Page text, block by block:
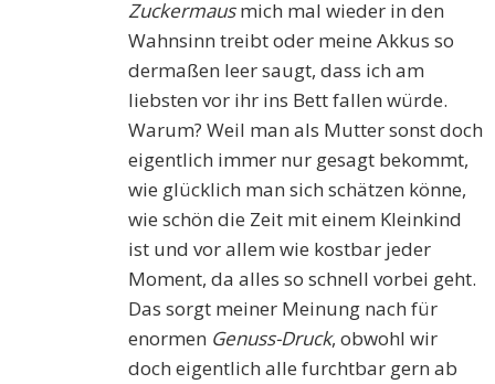
Zuckermausmich mal wieder in den
Wahnsinn treibt oder meine Akkus so
dermaßen leer saugt, dass ich am
liebsten vor ihr ins Bett fallen würde.
Warum? Weil man als Mutter sonst doch
eigentlich immer nur gesagt bekommt,
wie glücklich man sich schätzen könne,
wie schön die Zeit mit einem Kleinkind
ist und vor allem wie kostbar jeder
Moment, da alles so schnell vorbei geht.
Das sorgt meiner Meinung nach für
enormen Genuss-Druck, obwohl wir
doch eigentlich alle furchtbar gern ab